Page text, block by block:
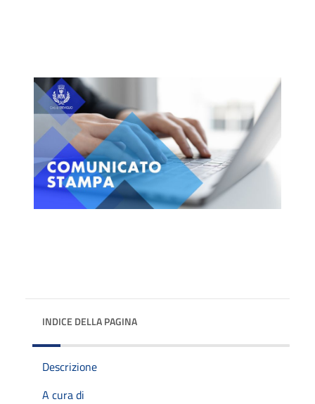
INDICE DELLA PAGINA
Descrizione
A cura di